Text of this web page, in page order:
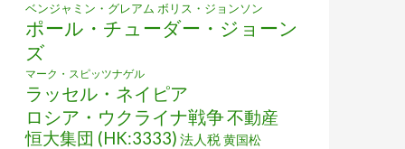
ベンジャミン・グレアム ボリス・ジョンソン
ポール・チューダー・ジョーン
ズ
マーク・スピッツナゲル
ラッセル・ネイピア
ロシア・ウクライナ戦争不動産
恒大集団 (HK:3333) 法人税黄国松